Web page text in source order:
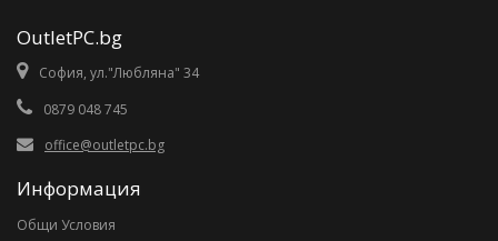
OutletPC.bg
София, ул."Любляна" 34
0879 048 745
office@outletpc.bg
Информация
Общи Условия